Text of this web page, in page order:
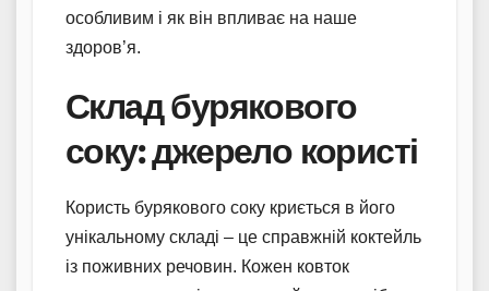
особливим і як він впливає на наше
здоров’я.
Склад бурякового
соку: джерело користі
Користь бурякового соку криється в його
унікальному складі – це справжній коктейль
із поживних речовин. Кожен ковток